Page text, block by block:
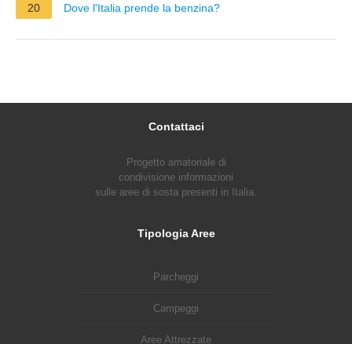
20 Dove l'Italia prende la benzina?
Contattaci
Progetto amatoriale di
condivisione informazioni
sulle aree di sosta presenti in Italia.
Tipologia Aree
Parcheggi
Campeggi
Aree Attrezzate